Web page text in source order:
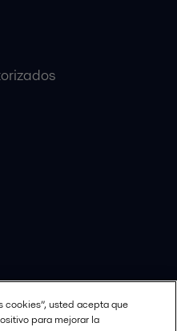
cookies”, usted acepta que
para mejorar la